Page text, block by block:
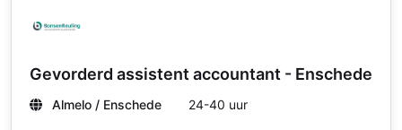
Gevorderd assistent accountant - Enschede
Almelo / Enschede 24-40 uur